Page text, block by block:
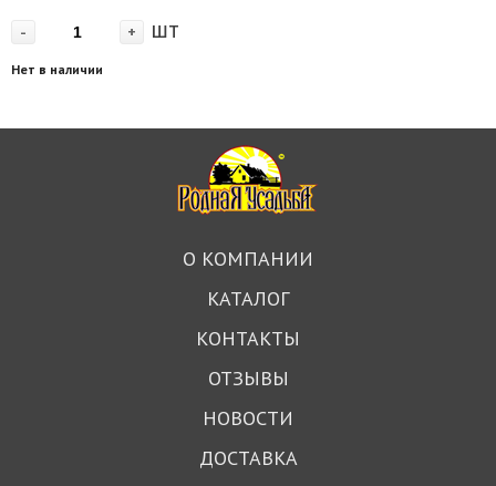
- + шт
Нет в наличии
О КОМПАНИИ
КАТАЛОГ
КОНТАКТЫ
ОТЗЫВЫ
НОВОСТИ
ДОСТАВКА